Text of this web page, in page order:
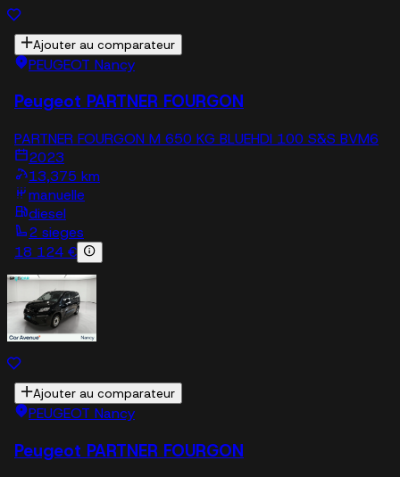
Ajouter au comparateur
PEUGEOT Nancy
Peugeot PARTNER FOURGON
PARTNER FOURGON M 650 KG BLUEHDI 100 S&S BVM6
2023
13,375 km
manuelle
diesel
2 sieges
18 124 €
Ajouter au comparateur
PEUGEOT Nancy
Peugeot PARTNER FOURGON